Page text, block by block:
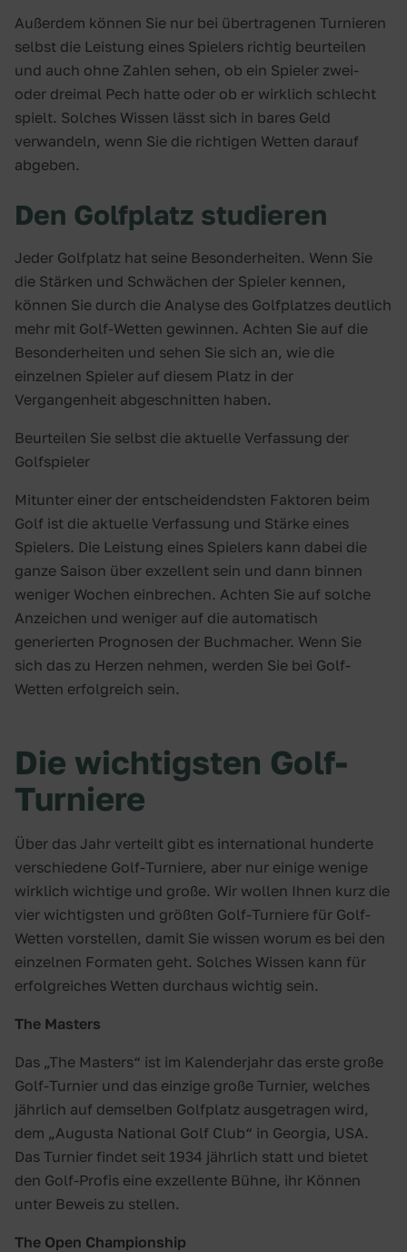
Außerdem können Sie nur bei übertragenen Turnieren
selbst die Leistung eines Spielers richtig beurteilen
und auch ohne Zahlen sehen, ob ein Spieler zwei-
oder dreimal Pech hatte oder ob er wirklich schlecht
spielt. Solches Wissen lässt sich in bares Geld
verwandeln, wenn Sie die richtigen Wetten darauf
abgeben.
Den Golfplatz studieren
Jeder Golfplatz hat seine Besonderheiten. Wenn Sie
die Stärken und Schwächen der Spieler kennen,
können Sie durch die Analyse des Golfplatzes deutlich
mehr mit Golf-Wetten gewinnen. Achten Sie auf die
Besonderheiten und sehen Sie sich an, wie die
einzelnen Spieler auf diesem Platz in der
Vergangenheit abgeschnitten haben.
Beurteilen Sie selbst die aktuelle Verfassung der
Golfspieler
Mitunter einer der entscheidendsten Faktoren beim
Golf ist die aktuelle Verfassung und Stärke eines
Spielers. Die Leistung eines Spielers kann dabei die
ganze Saison über exzellent sein und dann binnen
weniger Wochen einbrechen. Achten Sie auf solche
Anzeichen und weniger auf die automatisch
generierten Prognosen der Buchmacher. Wenn Sie
sich das zu Herzen nehmen, werden Sie bei Golf-
Wetten erfolgreich sein.
Die wichtigsten Golf-
Turniere
Über das Jahr verteilt gibt es international hunderte
verschiedene Golf-Turniere, aber nur einige wenige
wirklich wichtige und große. Wir wollen Ihnen kurz die
vier wichtigsten und größten Golf-Turniere für Golf-
Wetten vorstellen, damit Sie wissen worum es bei den
einzelnen Formaten geht. Solches Wissen kann für
erfolgreiches Wetten durchaus wichtig sein.
The Masters
Das „The Masters“ ist im Kalenderjahr das erste große
Golf-Turnier und das einzige große Turnier, welches
jährlich auf demselben Golfplatz ausgetragen wird,
dem „Augusta National Golf Club“ in Georgia, USA.
Das Turnier findet seit 1934 jährlich statt und bietet
den Golf-Profis eine exzellente Bühne, ihr Können
unter Beweis zu stellen.
The Open Championship